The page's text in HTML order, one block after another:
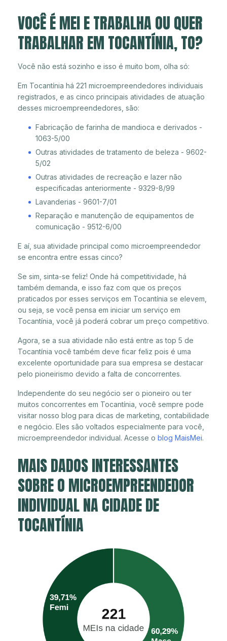
VOCÊ É MEI E TRABALHA OU QUER
TRABALHAR EM TOCANTÍNIA, TO?
Você não está sozinho e isso é muito bom, olha só:
Em Tocantínia há 221 microempreendedores individuais
registrados, e as cinco principais atividades de atuação
desses microempreendedores, são:
Fabricação de farinha de mandioca e derivados -
1063-5/00
Outras atividades de tratamento de beleza - 9602-
5/02
Outras atividades de recreação e lazer não
especificadas anteriormente - 9329-8/99
Lavanderias - 9601-7/01
Reparação e manutenção de equipamentos de
comunicação - 9512-6/00
E aí, sua atividade principal como microempreendedor
se encontra entre essas cinco?
Se sim, sinta-se feliz! Onde há competitividade, há
também demanda, e isso faz com que os preços
praticados por esses serviços em Tocantínia se elevem,
ou seja, se você pensa em iniciar um serviço em
Tocantínia, você já poderá cobrar um preço competitivo.
Agora, se a sua atividade não está entre as top 5 de
Tocantínia você também deve ficar feliz pois é uma
excelente oportunidade para sua empresa se destacar
pelo pioneirismo devido a falta de concorrentes.
Independente do seu negócio ser o pioneiro ou ter
muitos concorrentes em Tocantínia, você sempre pode
visitar nosso blog para dicas de marketing, contabilidade
e negócio. Eles são voltados especialmente para você,
microempreendedor individual. Acesse o blog MaisMei.
MAIS DADOS INTERESSANTES
SOBRE O MICROEMPREENDEDOR
INDIVIDUAL NA CIDADE DE
TOCANTÍNIA